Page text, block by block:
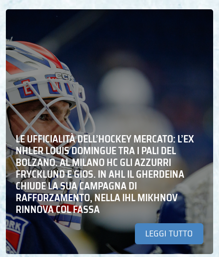
LE UFFICIALITÀ DELL’HOCKEY MERCATO: L’EX
NHLER LOUIS DOMINGUE TRA I PALI DEL
BOLZANO. AL MILANO HC GLI AZZURRI
FRYCKLUND E GIOS. IN AHL IL GHERDEINA
CHIUDE LA SUA CAMPAGNA DI
RAFFORZAMENTO, NELLA IHL MIKHNOV
RINNOVA COL FASSA
LEGGI TUTTO